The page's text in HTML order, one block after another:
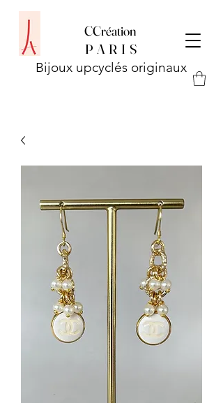
CCréation
P A R I S
Bijoux upcyclés originaux